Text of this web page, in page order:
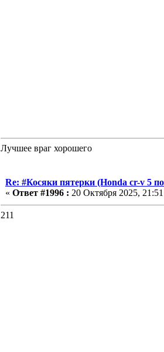
Лучшее враг хорошего
Re: #Косяки пятерки (Honda cr-v 5
« Ответ #1996 : 20 Октября 2025,
211